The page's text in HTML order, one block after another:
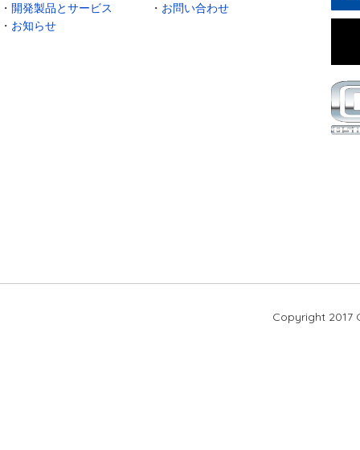
・ 開発製品とサービス
・ お知らせ
・ お問い合わせ
Copyright 2017